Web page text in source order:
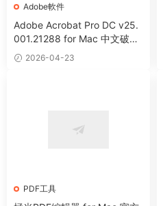
Adobe軟件
Adobe Acrobat Pro DC v25.
001.21288 for Mac 中文破解
版 PDF文件編輯和閱讀工具
2026-04-23
PDF工具